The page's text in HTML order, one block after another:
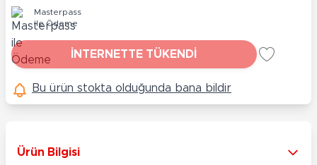
Masterpass
ile Ödeme
İNTERNETTE TÜKENDİ
Bu ürün stokta olduğunda bana bildir
Ürün Bilgisi